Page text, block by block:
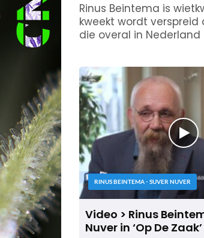
Rinus Beintema is
kweekt wordt
die overal in Nederland
RINUS BEINTEMA - SUVER NUVER
Video > Rinus
Nuver in ‘Op De